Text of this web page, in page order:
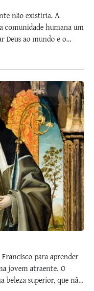
não existiria. A
comunidade humana um
Deus ao mundo e o
o pão e o vinho no
para aprender
jovem atraente. O
beleza superior, que não